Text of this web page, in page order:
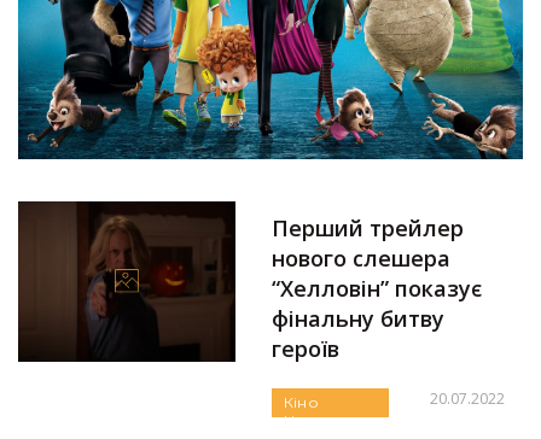
Кіно
Новини
Перший трейлер
нового слешера
“Хелловін” показує
фінальну битву
героїв
20.07.2022